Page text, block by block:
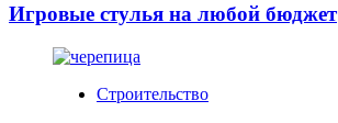
Игровые стулья на любой бюджет
Строительство